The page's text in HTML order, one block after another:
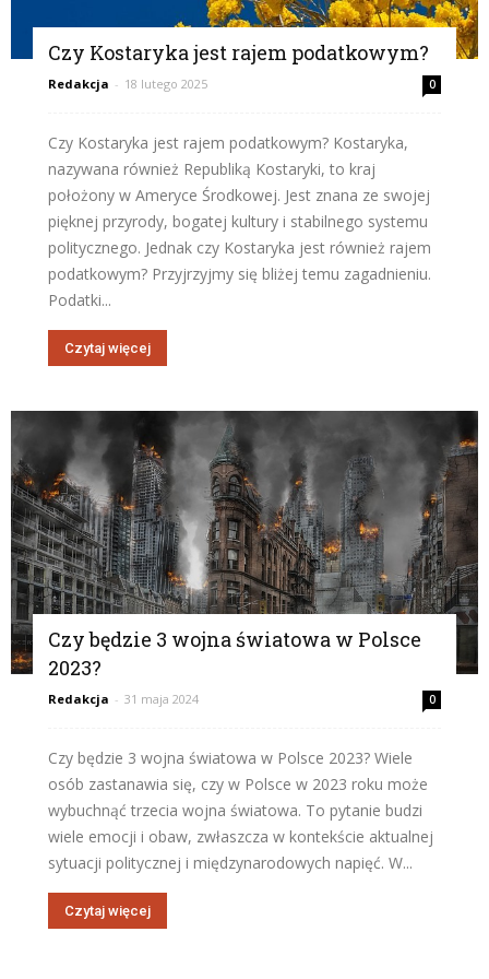
Czy Kostaryka jest rajem podatkowym?
Redakcja - 18 lutego 2025 0
Czy Kostaryka jest rajem podatkowym? Kostaryka,
nazywana również Republiką Kostaryki, to kraj
położony w Ameryce Środkowej. Jest znana ze swojej
pięknej przyrody, bogatej kultury i stabilnego systemu
politycznego. Jednak czy Kostaryka jest również rajem
podatkowym? Przyjrzyjmy się bliżej temu zagadnieniu.
Podatki...
Czytaj więcej
Czy będzie 3 wojna światowa w Polsce
2023?
Redakcja - 31 maja 2024 0
Czy będzie 3 wojna światowa w Polsce 2023? Wiele
osób zastanawia się, czy w Polsce w 2023 roku może
wybuchnąć trzecia wojna światowa. To pytanie budzi
wiele emocji i obaw, zwłaszcza w kontekście aktualnej
sytuacji politycznej i międzynarodowych napięć. W...
Czytaj więcej